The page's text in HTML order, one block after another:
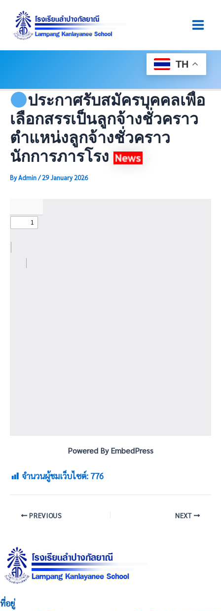
Content
TH
ประกาศรับสมัครบุคคลเพื่อ
เลือกสรรเป็นลูกจ้างชั่วคราว
ตำแหน่งลูกจ้างชั่วคราว
นักการภารโรง
ByAdmin/29 January 2026
Powered By EmbedPress
จำนวนผู้ชมเว็บไซต์: 776
Navigation
PREVIOUS NEXT
ที่อยู่